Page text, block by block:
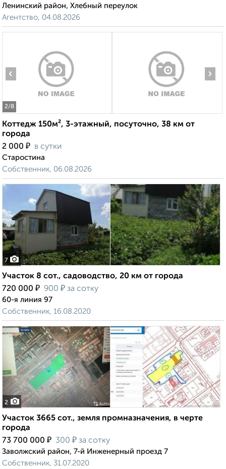
Ленинский район, Хлебный переулок
Агентство, 04.08.2026
2/8
‹ ›
Коттедж 150м², 3-этажный, посуточно, 38 км от
города
2 000 ₽ в сутки
Старостина
Собственник, 06.08.2026
7
Участок 8 сот., садоводство, 20 км от города
720 000 ₽ 900 ₽ за сотку
60-я линия 97
Собственник, 16.08.2020
2
Участок 3665 сот., земля промназначения, в черте
города
73 700 000 ₽ 300 ₽ за сотку
Заволжский район, 7-й Инженерный проезд 7
Собственник, 31.07.2020